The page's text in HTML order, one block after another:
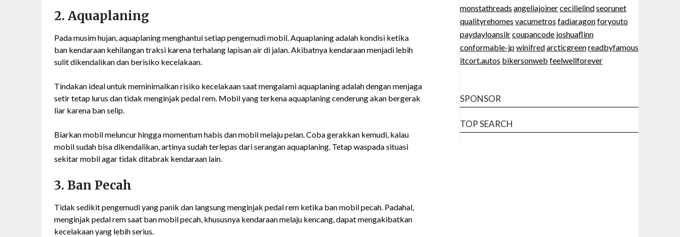
2. Aquaplaning
Pada musim hujan, aquaplaning menghantui setiap pengemudi mobil. Aquaplaning adalah kondisi ketika
ban kendaraan kehilangan traksi karena terhalang lapisan air di jalan. Akibatnya kendaraan menjadi lebih
sulit dikendalikan dan berisiko kecelakaan.
Tindakan ideal untuk meminimalkan risiko kecelakaan saat mengalami aquaplaning adalah dengan menjaga
setir tetap lurus dan tidak menginjak pedal rem. Mobil yang terkena aquaplaning cenderung akan bergerak
liar karena ban selip.
Biarkan mobil meluncur hingga momentum habis dan mobil melaju pelan. Coba gerakkan kemudi, kalau
mobil sudah bisa dikendalikan, artinya sudah terlepas dari serangan aquaplaning. Tetap waspada situasi
sekitar mobil agar tidak ditabrak kendaraan lain.
3. Ban Pecah
Tidak sedikit pengemudi yang panik dan langsung menginjak pedal rem ketika ban mobil pecah. Padahal,
menginjak pedal rem saat ban mobil pecah, khususnya kendaraan melaju kencang, dapat mengakibatkan
kecelakaan yang lebih serius.
monstathreads angeliajoinercecilielindseorunet
qualityrehomes vacumetros fadiaragonforyouto
paydayloansilrcoupancode joshuaflinn
conformable-jpwinifredarcticgreenreadbyfamous
itcort.autos bikersonweb feelwellforever
SPONSOR
TOP SEARCH